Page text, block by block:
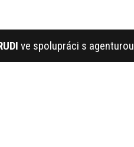
ve spolupráci s agenturou